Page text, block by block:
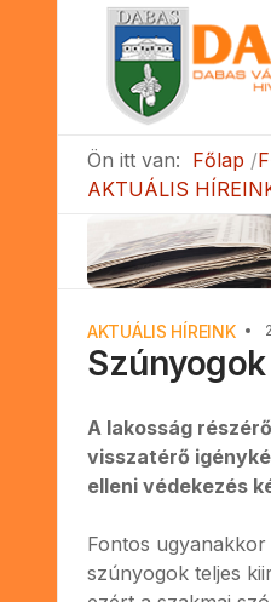
Ön itt van: Főlap
AKTUÁLIS
AKTUÁLIS HÍREINK
A lakosság
visszatérő
elleni védekezés
Fontos
szúnyogok teljes